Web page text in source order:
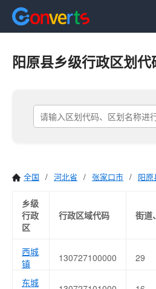
阳原县乡级行政区划代
全国 / 河北省 / 张家口市 / 阳原
乡级
行政
区
行政区域代码 街道
西城
镇
130727100000 29
东城